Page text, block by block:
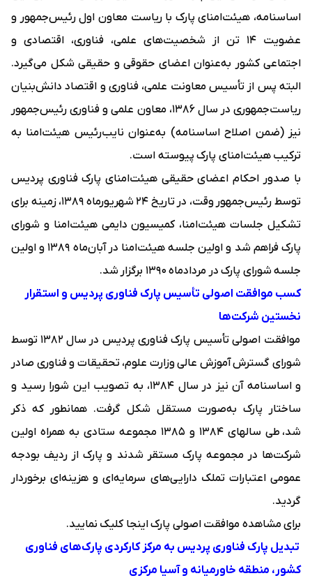
اساسنامه، هیئت‌امنای پارک با ریاست معاون اول رئیس‌جمهور و
عضویت ۱۴ تن از شخصیت‌های علمی، فناوری، اقتصادی و
اجتماعی کشور به‌عنوان اعضای حقوقی و حقیقی شکل می‌گیرد.
البته پس از تأسیس معاونت علمی، فناوری و اقتصاد دانش‌بنیان
ریاست‌جمهوری در سال ۱۳۸۶، معاون علمی و فناوری رئیس‌جمهور
نیز (ضمن اصلاح اساسنامه) به‌عنوان نایب‌رئیس هیئت‌امنا به
ترکیب هیئت‌امنای پارک پیوسته است.
با صدور احکام اعضای حقیقی هیئت‌امنای پارک فناوری پردیس
توسط رئیس‌جمهور وقت، در تاریخ ۲۴ شهریورماه ۱۳۸۹، زمینه برای
تشکیل جلسات هیئت‌امنا، کمیسیون دایمی هیئت‌امنا و شورای
پارک فراهم شد و اولین جلسه هیئت‌امنا در آبان‌ماه ۱۳۸۹ و اولین
جلسه شورای پارک در مردادماه ۱۳۹۰ برگزار شد.
کسب موافقت اصولی تأسیس پارک فناوری پردیس و استقرار
نخستین شرکت‌ها
موافقت اصولی تأسیس پارک فناوری پردیس در سال ۱۳۸۲ توسط
شورای گسترش آموزش عالی وزارت علوم، تحقیقات و فناوری صادر
و اساسنامه آن نیز در سال ۱۳۸۴، به تصویب این شورا رسید و
ساختار پارک به‌صورت مستقل شکل گرفت. همانطور که ذکر
شد، طی سال‏های ۱۳۸۴ و ۱۳۸۵ مجموعه ستادی به همراه اولین
شرکت‌ها در مجموعه پارک مستقر شدند و پارک از ردیف بودجه
عمومی اعتبارات تملک دارایی‌های سرمایه‌ای و هزینه‌‏ای برخوردار
گردید.
برای مشاهده موافقت اصولی پارکاینجا کلیک نمایید.
تبدیل پارک فناوری پردیس به مرکز کارکردی پارک‌های فناوری
کشور، منطقه خاورمیانه و آسیا مرکزی